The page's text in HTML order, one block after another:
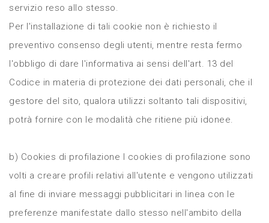
servizio reso allo stesso.
Per l'installazione di tali cookie non è richiesto il
preventivo consenso degli utenti, mentre resta fermo
l'obbligo di dare l'informativa ai sensi dell'art. 13 del
Codice in materia di protezione dei dati personali, che il
gestore del sito, qualora utilizzi soltanto tali dispositivi,
potrà fornire con le modalità che ritiene più idonee.
b) Cookies di profilazione I cookies di profilazione sono
volti a creare profili relativi all'utente e vengono utilizzati
al fine di inviare messaggi pubblicitari in linea con le
preferenze manifestate dallo stesso nell'ambito della